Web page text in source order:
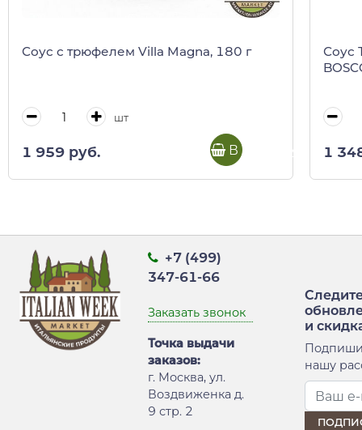
Соус с трюфелем Villa Magna, 180 г
шт
1 959 руб. В корзину
Соус
1
+7 (499)
347-61-66
Заказать звонок
Точка выдачи
заказов:
г. Москва, ул.
Воздвиженка д.
9 стр. 2
и
нашу